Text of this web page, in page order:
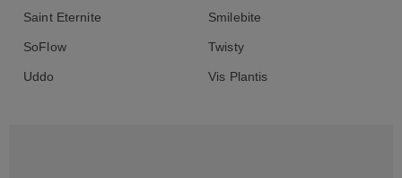
Saint Eternite Smilebite
SoFlow Twisty
Uddo Vis Plantis